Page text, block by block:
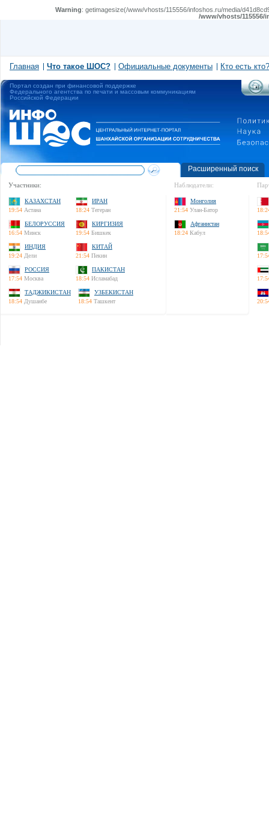
Warning: getimagesize(/www/vhosts/115556/infoshos.ru/media/
/www/vhosts/
Главная Что такое ШОС? Официальные документы Кто есть кто?
Портал создан при финансовой поддержке
Федерального агентства по печати и массовым коммуникациям
Российской Федерации
Расширенный поиск
Участники:
КАЗАХСТАН
19:54 Астана
ИРАН
18:24 Тегеран
БЕЛОРУССИЯ
16:54 Минск
КИРГИЗИЯ
19:54 Бишкек
ИНДИЯ
19:24 Дели
КИТАЙ
21:54 Пекин
РОССИЯ
17:54 Москва
ПАКИСТАН
18:54 Исламабад
ТАДЖИКИСТАН
18:54 Душанбе
УЗБЕКИСТАН
18:54 Ташкент
Наблюдатели:
Монголия
21:54 Улан-Батор
Афганистан
18:24 Кабул